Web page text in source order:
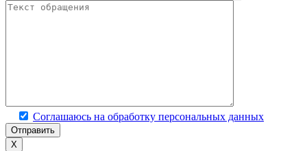
Соглашаюсь на обработку персональных данных
X